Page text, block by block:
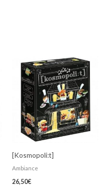
[Kosmopoli:t]
Ambiance
26,50€